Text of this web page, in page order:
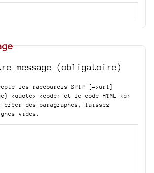
message (obligatoire)
les raccourcis SPIP
[->url]
<quote> <code>
et le code HTML <q>
créer des paragraphes, laissez
vides.